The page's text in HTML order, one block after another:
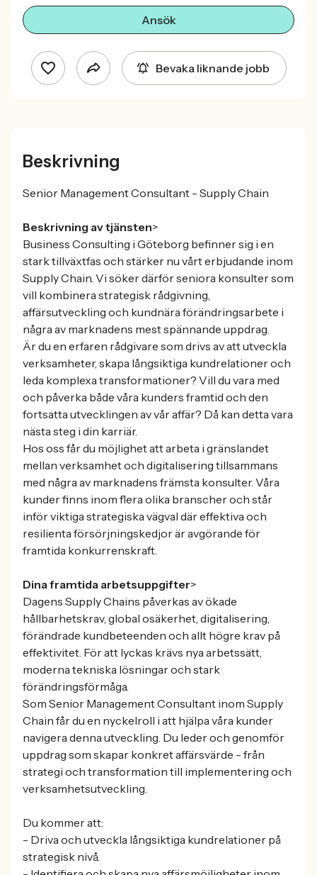
Ansök
Bevaka liknande jobb
Beskrivning
Senior Management Consultant - Supply Chain
Beskrivning av tjänsten>
Business Consulting i Göteborg befinner sig i en
stark tillväxtfas och stärker nu vårt erbjudande inom
Supply Chain. Vi söker därför seniora konsulter som
vill kombinera strategisk rådgivning,
affärsutveckling och kundnära förändringsarbete i
några av marknadens mest spännande uppdrag.
Är du en erfaren rådgivare som drivs av att utveckla
verksamheter, skapa långsiktiga kundrelationer och
leda komplexa transformationer? Vill du vara med
och påverka både våra kunders framtid och den
fortsatta utvecklingen av vår affär? Då kan detta vara
nästa steg i din karriär.
Hos oss får du möjlighet att arbeta i gränslandet
mellan verksamhet och digitalisering tillsammans
med några av marknadens främsta konsulter. Våra
kunder finns inom flera olika branscher och står
inför viktiga strategiska vägval där effektiva och
resilienta försörjningskedjor är avgörande för
framtida konkurrenskraft.
Dina framtida arbetsuppgifter>
Dagens Supply Chains påverkas av ökade
hållbarhetskrav, global osäkerhet, digitalisering,
förändrade kundbeteenden och allt högre krav på
effektivitet. För att lyckas krävs nya arbetssätt,
moderna tekniska lösningar och stark
förändringsförmåga.
Som Senior Management Consultant inom Supply
Chain får du en nyckelroll i att hjälpa våra kunder
navigera denna utveckling. Du leder och genomför
uppdrag som skapar konkret affärsvärde - från
strategi och transformation till implementering och
verksamhetsutveckling.
Du kommer att:
- Driva och utveckla långsiktiga kundrelationer på
strategisk nivå.